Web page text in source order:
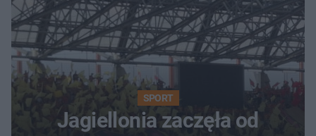
SPORT
Jagiellonia zaczęła od